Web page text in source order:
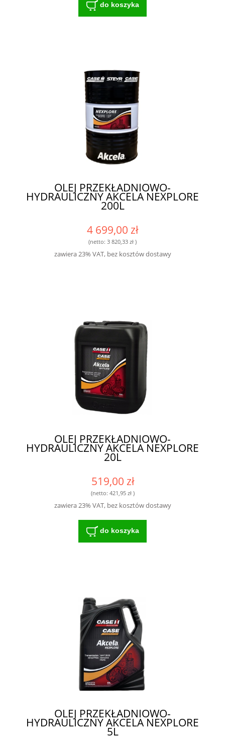
do koszyka
OLEJ PRZEKŁADNIOWO-
HYDRAULICZNY AKCELA NEXPLORE
200L
4 699,00 zł
(netto: 3 820,33 zł )
zawiera 23% VAT, bez kosztów dostawy
OLEJ PRZEKŁADNIOWO-
HYDRAULICZNY AKCELA NEXPLORE
20L
519,00 zł
(netto: 421,95 zł)
zawiera 23% VAT, bez kosztów dostawy
do koszyka
OLEJ PRZEKŁADNIOWO-
HYDRAULICZNY AKCELA NEXPLORE
5L